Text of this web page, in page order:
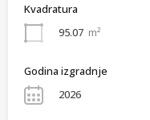
Kvadratura
95.07 m²
Godina izgradnje
2026